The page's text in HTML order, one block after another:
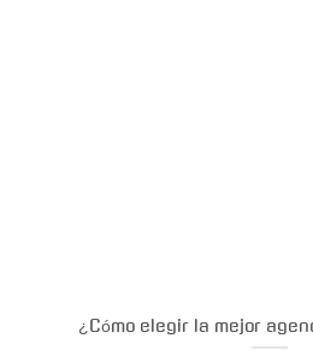
¿Cómo elegir la mejor